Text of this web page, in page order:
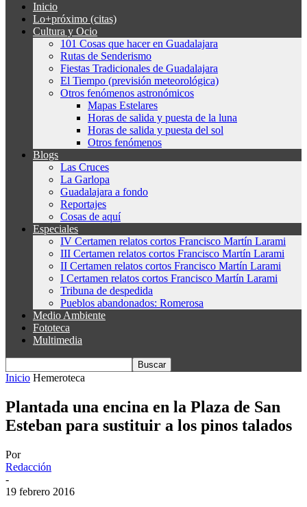
Inicio
Lo+próximo (citas)
Cultura y Ocio
101 Cosas que hacer en Guadalajara
Rutas de Senderismo
Fiestas Tradicionales de Guadalajara
El Tiempo (previsión meteorológica)
Otros fenómenos astronómicos
Mapas Estelares
Horas de salida y puesta de la luna
Horas de salida y puesta del sol
Otros fenómenos
Blogs
Las Cruces
La Garlopa
Guadalajara a fondo
Reportajes
Cosas de aquí
Especiales
IV Certamen relatos cortos Francisco Martín Larami
III Certamen relatos cortos Francisco Martín Larami
II Certamen relatos cortos Francisco Martín Larami
I Certamen relatos cortos Francisco Martín Larami
Tribuna de despedida
Pueblos abandonados: Romerosa
Medio Ambiente
Fototeca
Multimedia
Inicio Hemeroteca
Plantada una encina en la Plaza de San
Esteban para sustituir a los pinos talados
Por
Redacción
-
19 febrero 2016